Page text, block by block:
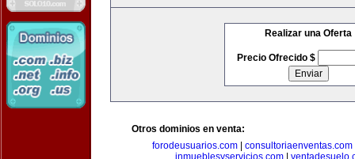
Realizar una Oferta
Precio Ofrecido $
Otros dominios en venta:
forodeusuarios.com| consultoriaenventas.com
inmueblesyservicios.com|